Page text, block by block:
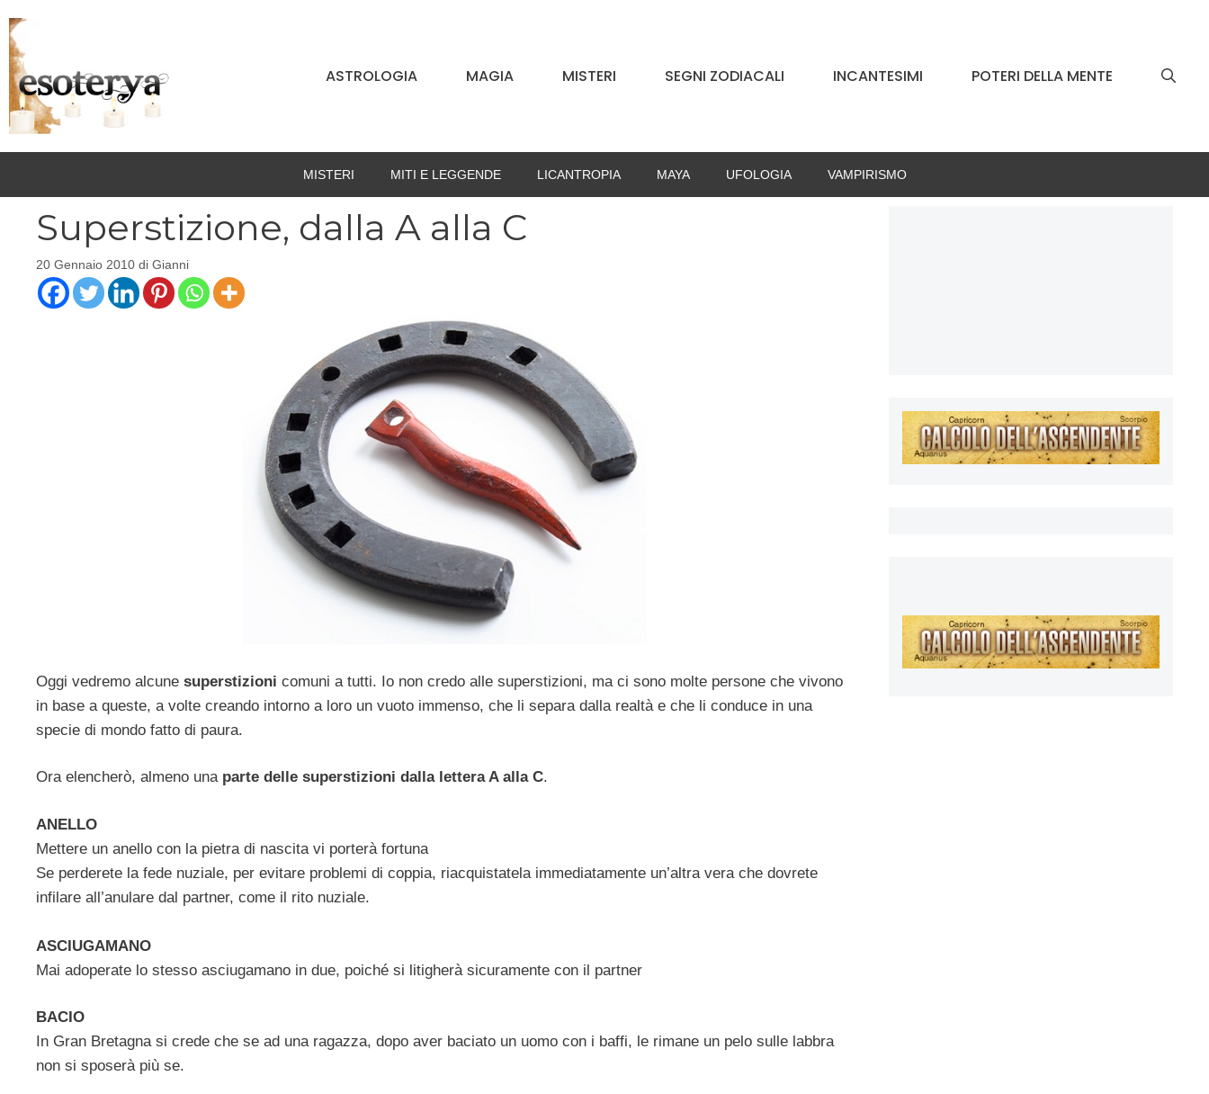
al
contenuto
ASTROLOGIA MAGIA MISTERI SEGNI ZODIACALI INCANTESIMI POTERI DELLA MENTE
MISTERI MITI E LEGGENDE LICANTROPIA MAYA UFOLOGIA VAMPIRISMO
Superstizione, dalla A alla C
20 Gennaio 2010 di Gianni
Oggi vedremo alcune superstizioni comuni a tutti. Io non credo alle superstizioni, ma ci sono molte persone che vivono
in base a queste, a volte creando intorno a loro un vuoto immenso, che li separa dalla realtà e che li conduce in una
specie di mondo fatto di paura.
Ora elencherò, almeno una parte delle superstizioni dalla lettera A alla C.
ANELLO
Mettere un anello con la pietra di nascita vi porterà fortuna
Se perderete la fede nuziale, per evitare problemi di coppia, riacquistatela immediatamente un’altra vera che dovrete
infilare all’anulare dal partner, come il rito nuziale.
ASCIUGAMANO
Mai adoperate lo stesso asciugamano in due, poiché si litigherà sicuramente con il partner
BACIO
In Gran Bretagna si crede che se ad una ragazza, dopo aver baciato un uomo con i baffi, le rimane un pelo sulle labbra
non si sposerà più se.